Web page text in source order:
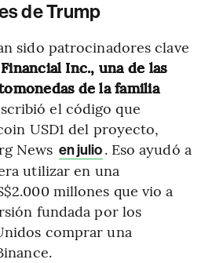
de Trump
sido patrocinadores clave
Inc., una de las
de la familia
el código que
USD1 del proyecto,
News en julio. Eso ayudó a
utilizar en una
millones que vio a
fundada por los
comprar una